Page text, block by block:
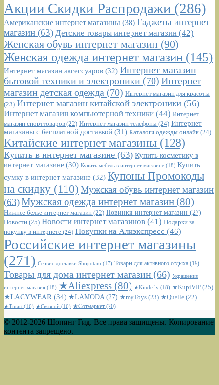
Акции Скидки Распродажи (286)
Американские интернет магазины (38) Гаджеты интернет
магазин (63) Детские товары интернет магазин (42)
Женская обувь интернет магазин (90)
Женская одежда интернет магазин (145)
Интернет магазин аксессуаров (32) Интернет магазин
бытовой техники и электроники (70) Интернет
магазин детская одежда (70) Интернет магазин для красоты
(23) Интернет магазин китайской электроники (56)
Интернет магазин компьютерной техники (44) Интернет
магазин спорттоваров (22) Интернет магазин телефоны (24) Интернет
магазины с бесплатной доставкой (31) Каталоги одежды онлайн (24)
Китайские интернет магазины (128)
Купить в интернет магазине (63) Купить косметику в
интернет магазине (30) Купить мебель в интернет магазине (18) Купить
сумку в интернет магазине (32) Купоны Промокоды
на скидку (110) Мужская обувь интернет магазин
(63)Мужская одежда интернет магазин (80)
Нижнее белье интернет магазин (22) Новинки интернет магазин (27)
Новости (25) Новости интернет магазинов (41) Подарки за
покупку в интернете (24) Покупки на Алиэкспресс (46)
Российские интернет магазины
(271) Сервис доставки Shopotam (17) Товары для активного отдыха (19)
Товары для дома интернет магазин (66) Украшения
интернет магазин (18) ★Aliexpress (80) ★Kinderly (18) ★KupiVIP (25)
★LACYWEAR (34) ★LAMODA(27) ★myToys (23) ★Quelle (22)
★Tmart (16) ★Связной (16) ★Сотмаркет (20)
© 2012-2026 Шопинг Гид. Все права защищены. Копирование
контента запрещено.